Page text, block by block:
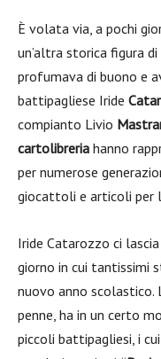
È volata via, a pochi
un’altra storica figura
profumava di buono e
battipagliese Iride
compianto Livio
cartolibreria hanno
per numerose
giocattoli e articoli per
Iride Catarozzo ci
giorno in cui tantissimi
nuovo anno scolastico.
penne, ha in un certo
piccoli battipagliesi, i